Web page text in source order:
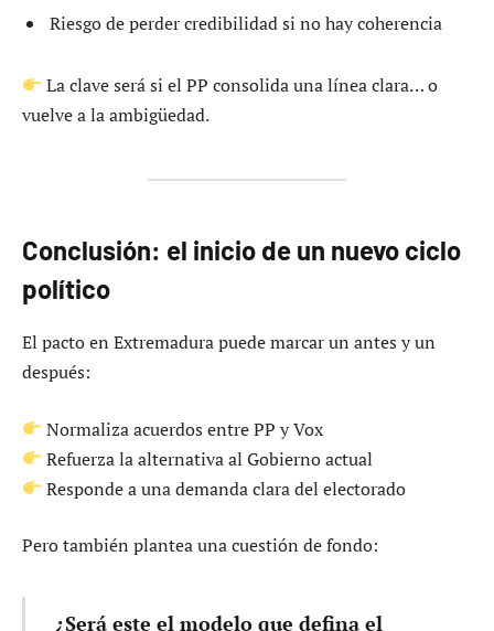
Riesgo de perder credibilidad si no hay coherencia
La clave será si el PP consolida una línea clara… o
vuelve a la ambigüedad.
Conclusión: el inicio de un nuevo ciclo
político
El pacto en Extremadura puede marcar un antes y un
después:
Normaliza acuerdos entre PP y Vox
Refuerza la alternativa al Gobierno actual
Responde a una demanda clara del electorado
Pero también plantea una cuestión de fondo:
¿Será este el modelo que defina el